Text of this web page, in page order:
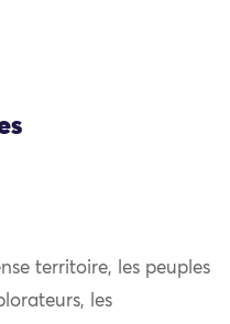
territoire, les peuples
les